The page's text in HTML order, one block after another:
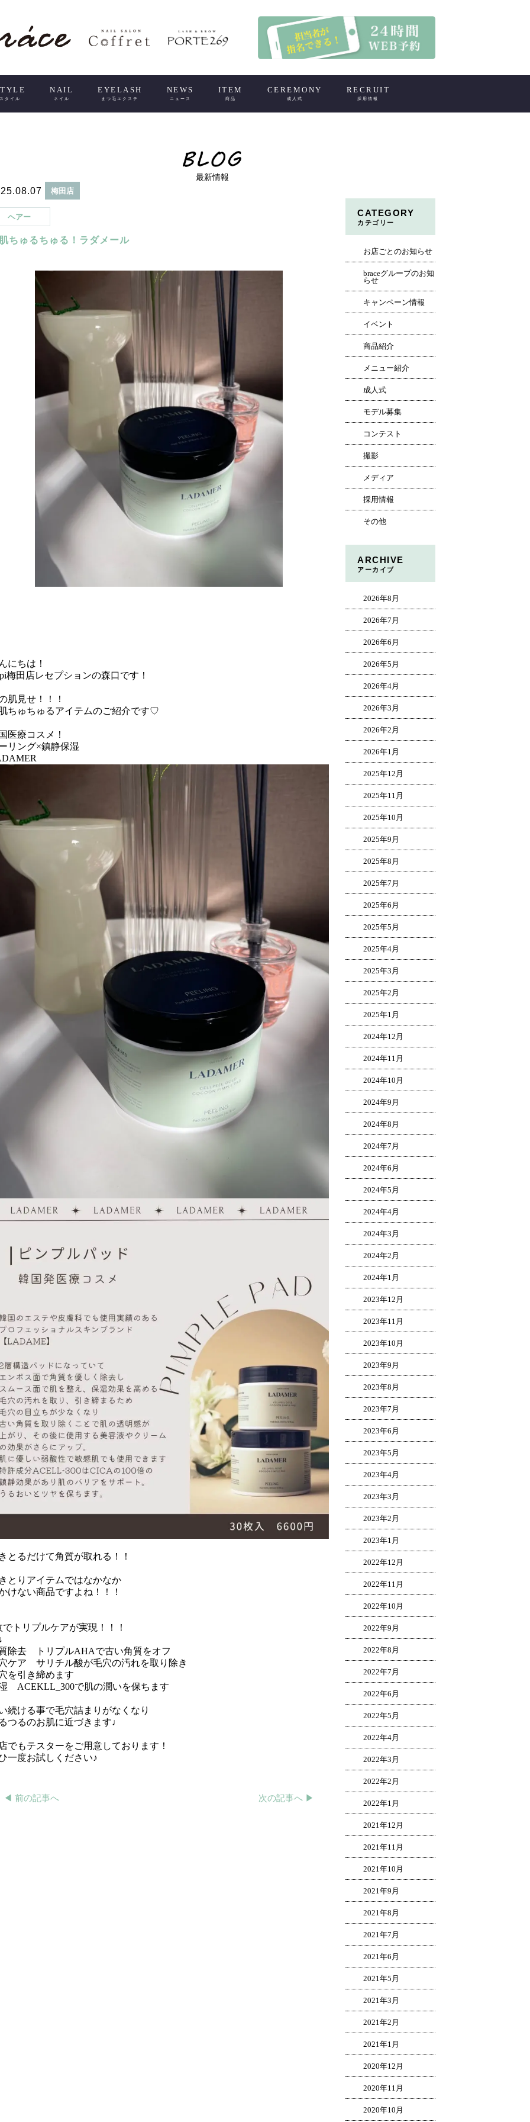
タイル
NAIL
ネイル
EYELASH
まつ毛エクステ
NEWS
ニュース
ITEM
商品
CEREMONY
成人式
RECRUIT
採用情報
最新情報
梅田店
ヘアー
ちゅるちゅる！ラダメール
にちは！
梅田店レセプションの森口です！
肌見せ！！！
ちゅちゅるアイテムのご紹介です♡
医療コスメ！
リング×鎮静保湿
とるだけて角質が取れる！！
とりアイテムではなかなか
けない商品ですよね！！！
でトリプルケアが実現！！！
除去 トリプルAHAで古い角質をオフ
ケア サリチル酸が毛穴の汚れを取り除き
を引き締めます
ACEKLL_300で肌の潤いを保ちます
続ける事で毛穴詰まりがなくなり
つるのお肌に近づきます♩
でもテスターをご用意しております！
一度お試しください♪
◀︎ 前の記事へ 次の記事へ ▶︎
CATEGORY
カテゴリー
お店ごとのお知らせ
braceグループのお知
らせ
キャンペーン情報
イベント
商品紹介
メニュー紹介
成人式
モデル募集
コンテスト
撮影
メディア
採用情報
その他
ARCHIVE
アーカイブ
2026年8月
2026年7月
2026年6月
2026年5月
2026年4月
2026年3月
2026年2月
2026年1月
2025年12月
2025年11月
2025年10月
2025年9月
2025年8月
2025年7月
2025年6月
2025年5月
2025年4月
2025年3月
2025年2月
2025年1月
2024年12月
2024年11月
2024年10月
2024年9月
2024年8月
2024年7月
2024年6月
2024年5月
2024年4月
2024年3月
2024年2月
2024年1月
2023年12月
2023年11月
2023年10月
2023年9月
2023年8月
2023年7月
2023年6月
2023年5月
2023年4月
2023年3月
2023年2月
2023年1月
2022年12月
2022年11月
2022年10月
2022年9月
2022年8月
2022年7月
2022年6月
2022年5月
2022年4月
2022年3月
2022年2月
2022年1月
2021年12月
2021年11月
2021年10月
2021年9月
2021年8月
2021年7月
2021年6月
2021年5月
2021年3月
2021年2月
2021年1月
2020年12月
2020年11月
2020年10月